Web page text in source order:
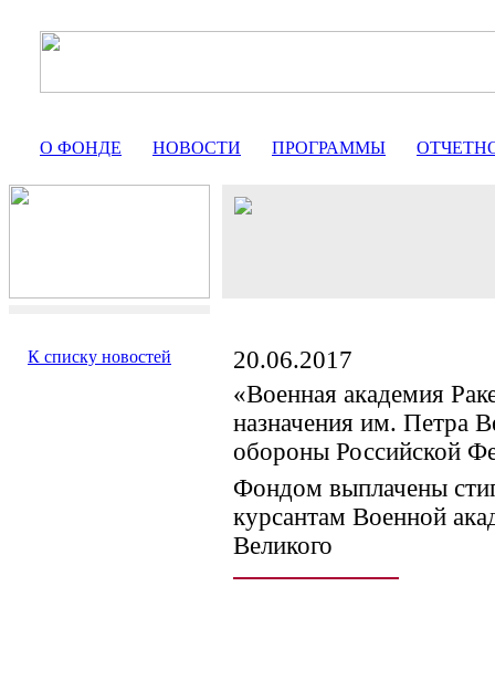
О ФОНДЕ НОВОСТИ ПРОГРАММЫ
К списку новостей
20.06.2017
«Военная академия
назначения им. Петра
обороны Российской
Фондом выплачены
курсантам Военной
Великого